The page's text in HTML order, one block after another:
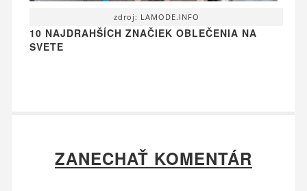
zdroj: LAMODE.INFO
10 NAJDRAHŠÍCH ZNAČIEK OBLEČENIA NA
SVETE
ZANECHAŤ KOMENTÁR